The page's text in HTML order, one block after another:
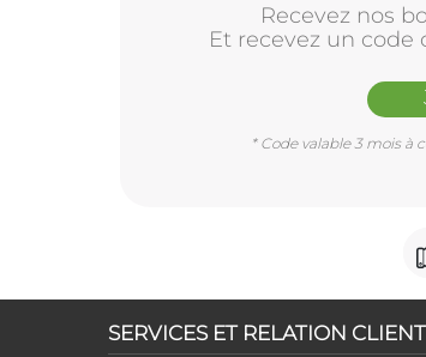
Recevez nos
Et recevez un
* Code valable 3 mois à
SERVICES ET RELATION CLIENT